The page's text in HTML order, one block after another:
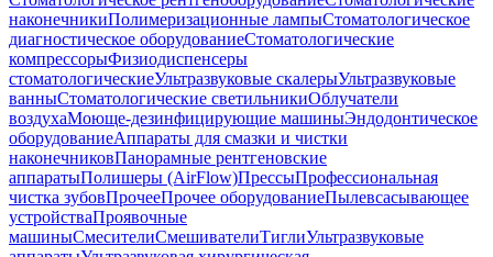
наконечникиПолимеризационные лампыСтоматологическое
диагностическое оборудованиеСтоматологические
компрессорыФизиодиспенсеры
стоматологическиеУльтразвуковые скалерыУльтразвуковые
ванныСтоматологические светильникиОблучатели
воздухаМоюще-дезинфицирующие машиныЭндодонтическое
оборудованиеАппараты для смазки и чистки
наконечниковПанорамные рентгеновские
аппаратыПолишеры (AirFlow)ПрессыПрофессиональная
чистка зубовПрочееПрочее оборудованиеПылевсасывающее
устройстваПроявочные
машиныСмесителиСмешивателиТиглиУльтразвуковые